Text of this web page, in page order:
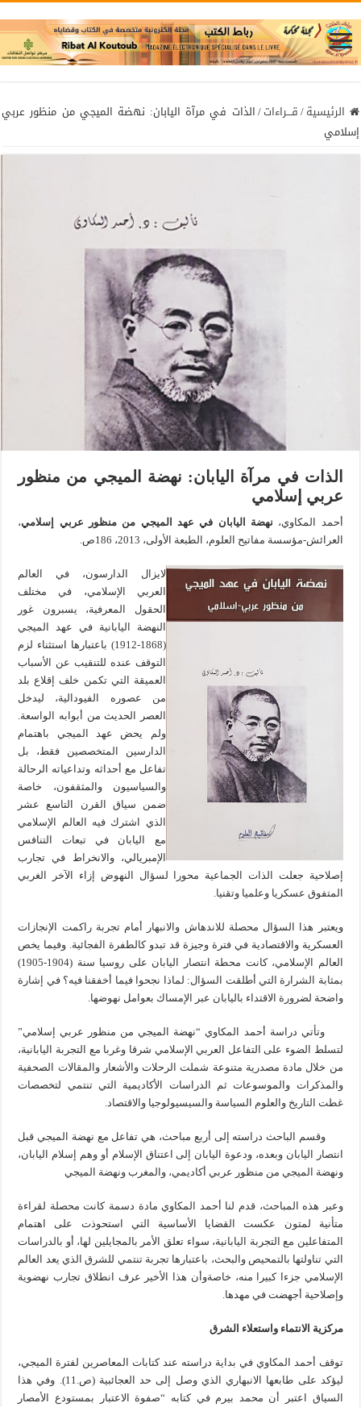
الرئيسية/قـــراءات/الذات في مرآة اليابان: نهضة الميجي من منظور عربي
إسلامي
الذات في مرآة اليابان: نهضة الميجي من منظور
عربي إسلامي
أحمد المكاوي، نهضة اليابان في عهد الميجي من منظور عربي إسلامي،
العرائش-مؤسسة مفاتيح العلوم، الطبعة الأولى، 2013، 186ص.
لايزال الدارسون، في العالم
العربي الإسلامي، في مختلف
الحقول المعرفية، يسبرون غور
النهضة اليابانية في عهد الميجي
(1868-1912) باعتبارها استثناء لزم
التوقف عنده للتنقيب عن الأسباب
العميقة التي تكمن خلف إقلاع بلد
من عصوره الفيودالية، ليدخل
العصر الحديث من أبوابه الواسعة.
ولم يحض عهد الميجي باهتمام
الدارسين المتخصصين فقط، بل
تفاعل مع أحداثه وتداعياته الرحالة
والسياسيون والمثقفون، خاصة
ضمن سياق القرن التاسع عشر
الذي اشترك فيه العالم الإسلامي
مع اليابان في تبعات التنافس
الإمبريالي، والانخراط في تجارب
إصلاحية جعلت الذات الجماعية محورا لسؤال النهوض إزاء الآخر الغربي
المتفوق عسكريا وعلميا وتقنيا.
ويعتبر هذا السؤال محصلة للاندهاش والانبهار أمام تجربة راكمت الإنجازات
العسكرية والاقتصادية في فترة وجيزة قد تبدو كالطفرة الفجائية. وفيما يخص
العالم الإسلامي، كانت محطة انتصار اليابان على روسيا سنة (1904-1905)
بمثابة الشرارة التي أطلقت السؤال: لماذا نجحوا فيما أخفقنا فيه؟ في إشارة
واضحة لضرورة الاقتداء باليابان عبر الإمساك بعوامل نهوضها.
وتأتي دراسة أحمد المكاوي “نهضة الميجي من منظور عربي إسلامي”
لتسلط الضوء على التفاعل العربي الإسلامي شرقا وغربا مع التجربة اليابانية،
من خلال مادة مصدرية متنوعة شملت الرحلات والأشعار والمقالات الصحفية
والمذكرات والموسوعات ثم الدراسات الأكاديمية التي تنتمي لتخصصات
غطت التاريخ والعلوم السياسة والسيسيولوجيا والاقتصاد.
وقسم الباحث دراسته إلى أربع مباحث، هي تفاعل مع نهضة الميجي قبل
انتصار اليابان وبعده، ودعوة اليابان إلى اعتناق الإسلام أو وهم إسلام اليابان،
ونهضة الميجي من منظور عربي أكاديمي، والمغرب ونهضة الميجي
وعبر هذه المباحث، قدم لنا أحمد المكاوي مادة دسمة كانت محصلة لقراءة
متأنية لمتون عكست القضايا الأساسية التي استحوذت على اهتمام
المتفاعلين مع التجربة اليابانية، سواء تعلق الأمر بالمجايلين لها، أو بالدراسات
التي تناولتها بالتمحيص والبحث، باعتبارها تجربة تنتمي للشرق الذي يعد العالم
الإسلامي جزءا كبيرا منه، خاصةوأن هذا الأخير عرف انطلاق تجارب نهضوية
وإصلاحية أجهضت في مهدها.
مركزية الانتماء واستعلاء الشرق
توقف أحمد المكاوي في بداية دراسته عند كتابات المعاصرين لفترة الميجي،
ليؤكد على طابعها الانبهاري الذي وصل إلى حد العجائبية (ص.11). وفي هذا
السياق اعتبر أن محمد بيرم في كتابه “صفوة الاعتبار بمستودع الأمصار